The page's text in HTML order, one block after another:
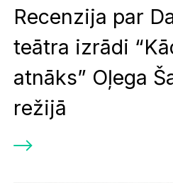
Recenzija par
teātra izrādi
atnāks” Oļega
režijā